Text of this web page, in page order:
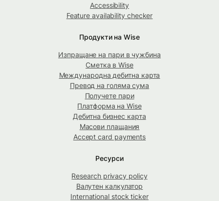
Accessibility
Feature availability checker
Продукти на Wise
Изпращане на пари в чужбина
Сметка в Wise
Международна дебитна карта
Превод на голяма сума
Получете пари
Платформа на Wise
Дебитна бизнес карта
Масови плащания
Accept card payments
Ресурси
Research privacy policy
Валутен калкулатор
International stock ticker